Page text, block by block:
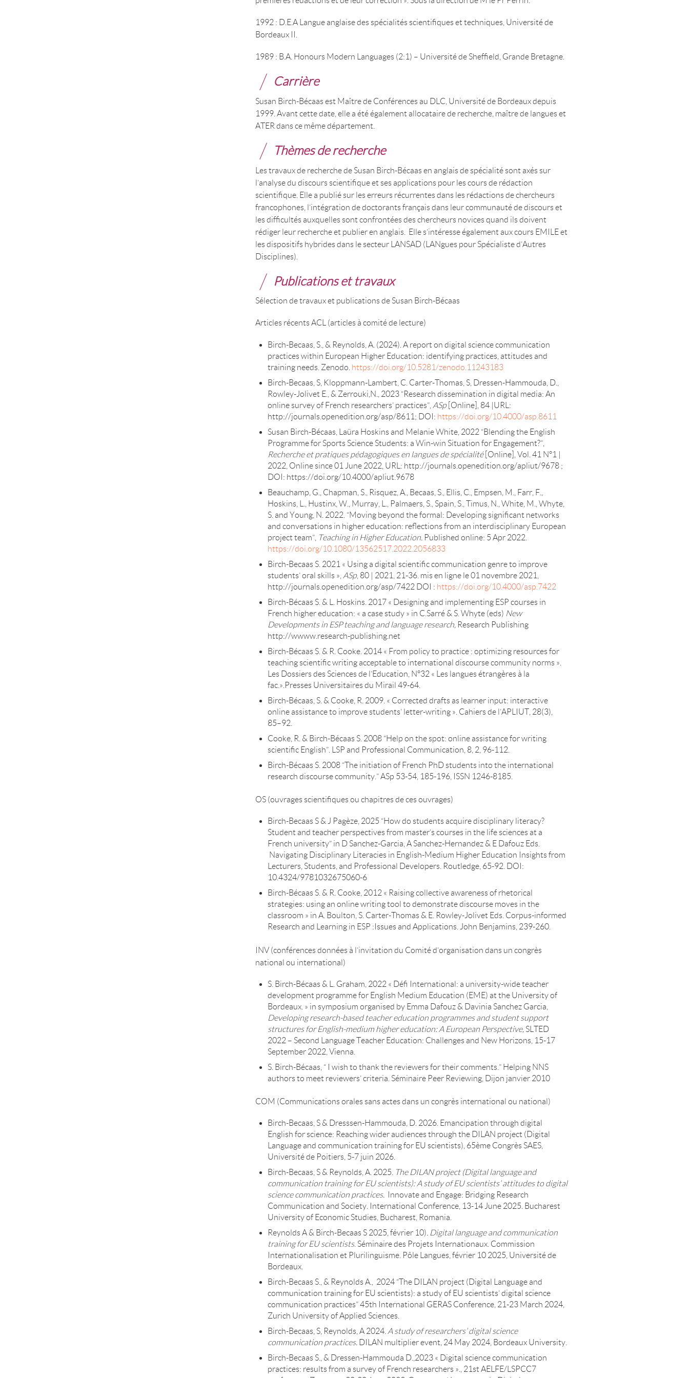
1992 : D.E.A Langue anglaise des spécialités scientifiques et techniques, Université de
Bordeaux II.
1989 : B.A. Honours Modern Languages (2:1) – Université de Sheffield, Grande Bretagne.
Carrière
Susan Birch-Bécaas est Maître de Conférences au DLC, Université de Bordeaux depuis
1999. Avant cette date, elle a été également allocataire de recherche, maître de langues et
ATER dans ce même département.
Thèmes de recherche
Les travaux de recherche de Susan Birch-Bécaas en anglais de spécialité sont axés sur
l’analyse du discours scientifique et ses applications pour les cours de rédaction
scientifique. Elle a publié sur les erreurs récurrentes dans les rédactions de chercheurs
francophones, l’intégration de doctorants français dans leur communauté de discours et
les difficultés auxquelles sont confrontées des chercheurs novices quand ils doivent
rédiger leur recherche et publier en anglais. Elle s’intéresse également aux cours EMILE et
les dispositifs hybrides dans le secteur LANSAD (LANgues pour Spécialiste d’Autres
Disciplines).
Publications et travaux
Sélection de travaux et publications de Susan Birch-Bécaas
Articles récents ACL (articles à comité de lecture)
Birch-Becaas, S., & Reynolds, A. (2024). A report on digital science communication
practices within European Higher Education: identifying practices, attitudes and
training needs. Zenodo. https://doi.org/10.5281/zenodo.11243183
Birch-Becaas, S, Kloppmann-Lambert, C. Carter-Thomas, S, Dressen-Hammouda, D.,
Rowley-Jolivet E., & Zerrouki,N., 2023 “Research dissemination in digital media: An
online survey of French researchers’ practices”, ASp[Online], 84 |URL:
http://journals.openedition.org/asp/8611; DOI: https://doi.org/10.4000/asp.8611
Susan Birch-Bécaas, Laüra Hoskins and Melanie White, 2022 “Blending the English
Programme for Sports Science Students: a Win-win Situation for Engagement?”,
Recherche et pratiques pédagogiques en langues de spécialité [Online], Vol. 41 N°1 |
2022, Online since 01 June 2022, URL: http://journals.openedition.org/apliut/9678 ;
DOI: https://doi.org/10.4000/apliut.9678
Beauchamp, G., Chapman, S., Risquez, A., Becaas, S., Ellis, C., Empsen, M., Farr, F.,
Hoskins, L., Hustinx, W., Murray, L., Palmaers, S., Spain, S., Timus, N., White, M., Whyte,
S. and Young, N. 2022. “Moving beyond the formal: Developing significant networks
and conversations in higher education: reflections from an interdisciplinary European
project team”, Teaching in Higher Education. Published online: 5 Apr 2022.
https://doi.org/10.1080/13562517.2022.2056833
Birch-Becaas S. 2021 « Using a digital scientific communication genre to improve
students’ oral skills », ASp, 80 | 2021, 21-36. mis en ligne le 01 novembre 2021,
http://journals.openedition.org/asp/7422 DOI : https://doi.org/10.4000/asp.7422
Birch-Bécaas S. & L. Hoskins. 2017 « Designing and implementing ESP courses in
French higher education: « a case study » in C.Sarré & S. Whyte (eds) New
Developments in ESP teaching and language research, Research Publishing
http://wwww.research-publishing.net
Birch-Bécaas S. & R. Cooke. 2014 « From policy to practice : optimizing resources for
teaching scientific writing acceptable to international discourse community norms ».
Les Dossiers des Sciences de l’Education, N°32 « Les langues étrangères à la
fac.».Presses Universitaires du Mirail 49-64.
Birch-Bécaas, S. & Cooke, R. 2009. « Corrected drafts as learner input: interactive
online assistance to improve students’ letter-writing ». Cahiers de l’APLIUT, 28(3),
85–92.
Cooke, R. & Birch-Bécaas S. 2008 “Help on the spot: online assistance for writing
scientific English”. LSP and Professional Communication, 8, 2, 96-112.
Birch-Bécaas S. 2008 “The initiation of French PhD students into the international
research discourse community.” ASp 53-54, 185-196, ISSN 1246-8185.
OS (ouvrages scientifiques ou chapitres de ces ouvrages)
Birch-Becaas S & J Pagèze, 2025 “How do students acquire disciplinary literacy?
Student and teacher perspectives from master’s courses in the life sciences at a
French university” in D Sanchez-Garcia, A Sanchez-Hernandez & E Dafouz Eds.
Navigating Disciplinary Literacies in English-Medium Higher Education Insights from
Lecturers, Students, and Professional Developers. Routledge, 65-92. DOI:
10.4324/9781032675060-6
Birch-Bécaas S. & R. Cooke, 2012 « Raising collective awareness of rhetorical
strategies: using an online writing tool to demonstrate discourse moves in the
classroom » in A. Boulton, S. Carter-Thomas & E. Rowley-Jolivet Eds. Corpus-informed
Research and Learning in ESP :Issues and Applications. John Benjamins, 239-260.
INV (conférences données à l’invitation du Comité d’organisation dans un congrès
national ou international)
S. Birch-Bécaas & L. Graham, 2022 « Défi International: a university-wide teacher
development programme for English Medium Education (EME) at the University of
Bordeaux. » in symposium organised by Emma Dafouz & Davinia Sanchez Garcia,
Developing research-based teacher education programmes and student support
structures for English-medium higher education: A European Perspective, SLTED
2022 – Second Language Teacher Education: Challenges and New Horizons, 15-17
September 2022, Vienna.
S. Birch-Bécaas, “ I wish to thank the reviewers for their comments.” Helping NNS
authors to meet reviewers’ criteria. Séminaire Peer Reviewing, Dijon janvier 2010
COM (Communications orales sans actes dans un congrès international ou national)
Birch-Becaas, S & Dresssen-Hammouda, D. 2026. Emancipation through digital
English for science: Reaching wider audiences through the DILAN project (Digital
Language and communication training for EU scientists), 65ème Congrès SAES,
Université de Poitiers, 5-7 juin 2026.
Birch-Becaas, S & Reynolds, A. 2025. The DILAN project (Digital language and
communication training for EU scientists): A study of EU scientists’ attitudes to digital
science communication practices.
Innovate and Engage: Bridging Research
Communication and Society. International Conference, 13-14 June 2025. Bucharest
University of Economic Studies, Bucharest, Romania.
Reynolds A & Birch-Becaas S 2025, février 10). Digital language and communication
training for EU scientists. Séminaire des Projets Internationaux. Commission
Internationalisation et Plurilinguisme. Pôle Langues, février 10 2025, Université de
Bordeaux.
Birch-Becaas S., & Reynolds A., 2024 “The DILAN project (Digital Language and
communication training for EU scientists): a study of EU scientists’ digital science
communication practices” 45th International GERAS Conference, 21-23 March 2024,
Zurich University of Applied Sciences.
Birch-Becaas, S, Reynolds, A 2024. A study of researchers’ digital science
communication practices. DILAN multiplier event, 24 May 2024, Bordeaux University.
Birch-Becaas S., & Dressen-Hammouda D.,2023 « Digital science communication
practices: results from a survey of French researchers »., 21st AELFE/LSPCC7